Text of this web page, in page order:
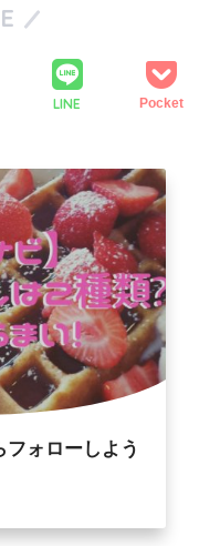
LINE Pocket
フォローしよう